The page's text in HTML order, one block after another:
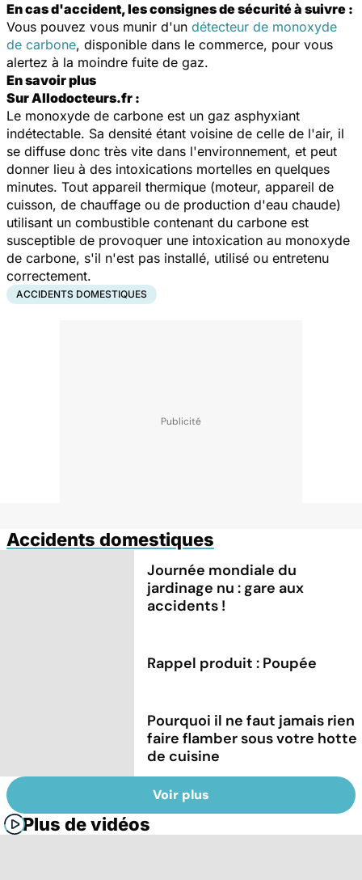
En cas d'accident, les consignes de sécurité à suivre :
Vous pouvez vous munir d'un détecteur de monoxyde
de carbone, disponible dans le commerce, pour vous
alertez à la moindre fuite de gaz.
En savoir plus
Sur Allodocteurs.fr :
Le monoxyde de carbone est un gaz asphyxiant
indétectable. Sa densité étant voisine de celle de l'air, il
se diffuse donc très vite dans l'environnement, et peut
donner lieu à des intoxications mortelles en quelques
minutes. Tout appareil thermique (moteur, appareil de
cuisson, de chauffage ou de production d'eau chaude)
utilisant un combustible contenant du carbone est
susceptible de provoquer une intoxication au monoxyde
de carbone, s'il n'est pas installé, utilisé ou entretenu
correctement.
ACCIDENTS DOMESTIQUES
Accidents domestiques
Journée mondiale du
jardinage nu : gare aux
accidents !
Rappel produit : Poupée
Pourquoi il ne faut jamais rien
faire flamber sous votre hotte
de cuisine
Voir plus
Plus de vidéos